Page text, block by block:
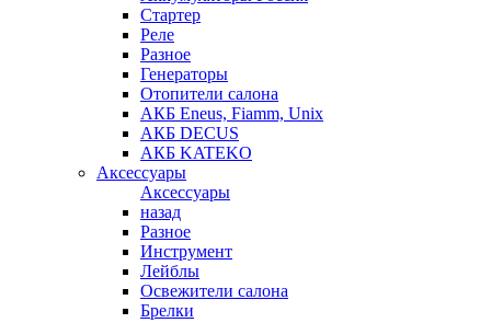
Стартер
Реле
Разное
Генераторы
Отопители салона
АКБ Eneus, Fiamm, Unix
АКБ DECUS
АКБ KATEKO
Аксессуары
Аксессуары
назад
Разное
Инструмент
Лейблы
Освежители салона
Брелки